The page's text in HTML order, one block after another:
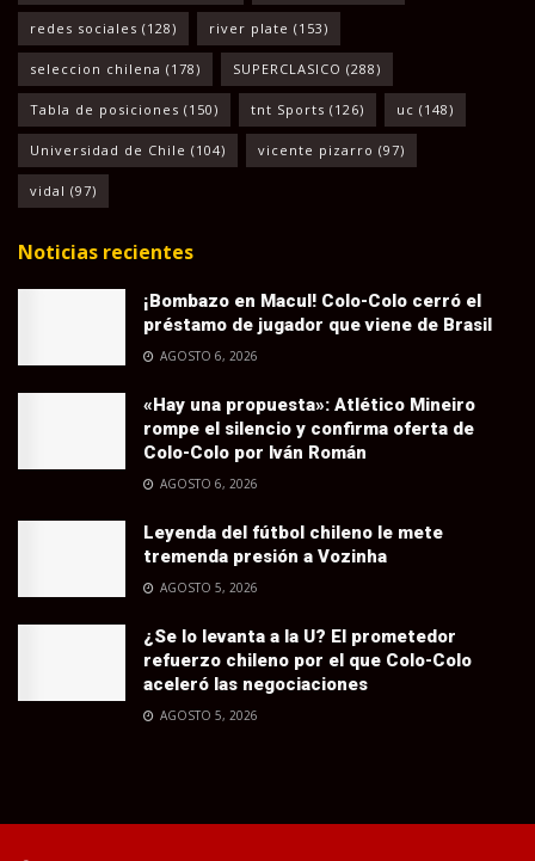
redes sociales (128) river plate (153)
seleccion chilena (178) SUPERCLASICO (288)
Tabla de posiciones (150) tnt Sports (126) uc (148)
Universidad de Chile (104) vicente pizarro (97)
vidal (97)
Noticias recientes
¡Bombazo en Macul! Colo-Colo cerró el
préstamo de jugador que viene de Brasil
AGOSTO 6, 2026
«Hay una propuesta»: Atlético Mineiro
rompe el silencio y confirma oferta de
Colo-Colo por Iván Román
AGOSTO 6, 2026
Leyenda del fútbol chileno le mete
tremenda presión a Vozinha
AGOSTO 5, 2026
¿Se lo levanta a la U? El prometedor
refuerzo chileno por el que Colo-Colo
aceleró las negociaciones
AGOSTO 5, 2026